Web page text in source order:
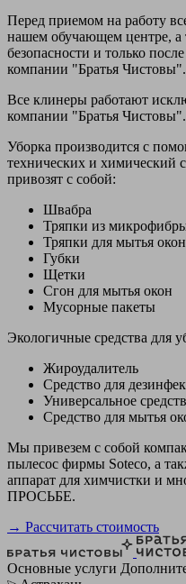
Перед приемом на работу
нашем обучающем центре, а
безопасности и только
компании "Братья Чистовы".
Все клинеры работают
компании "Братья Чистовы".
Уборка производится с
технических и химический
привозят с собой:
Швабра
Тряпки из
Тряпки для мытья окон
Губки
Щетки
Сгон для мытья окон
Мусорные пакеты
Экологичные средства для
Жироудалитель
Средство для
Универсальное
Средство для мытья
Мы привезем с собой
пылесос фирмы Soteco, а
аппарат для химчистки и
ПРОСЬБЕ.
→ Рассчитать стоимость
Основные услуги